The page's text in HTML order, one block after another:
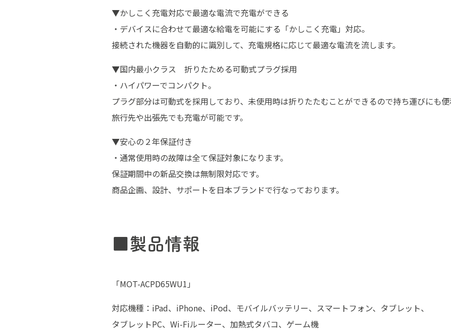
▼かしこく充電対応で最適な電流で充電ができる
・デバイスに合わせて最適な給電を可能にする「かしこく充電」対応。
接続された機器を自動的に識別して、充電規格に応じて最適な電流を流します。
▼国内最小クラス 折りたためる可動式プラグ採用
・ハイパワーでコンパクト。
プラグ部分は可動式を採用しており、未使用時は折りたたむことができるので持ち運びにも
旅行先や出張先でも充電が可能です。
▼安心の２年保証付き
・通常使用時の故障は全て保証対象になります。
保証期間中の新品交換は無制限対応です。
商品企画、設計、サポートを日本ブランドで行なっております。
■製品情報
「MOT-ACPD65WU1」
対応機種：iPad、iPhone、iPod、モバイルバッテリー、スマートフォン、タブレット、
タブレットPC、Wi-Fiルーター、加熱式タバコ、ゲーム機